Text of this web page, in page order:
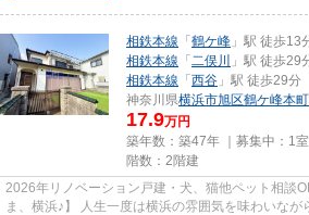
相鉄本線 「 鶴ケ峰 」駅 徒歩13
相鉄本線 「 二俣川
」駅 徒歩29
相鉄本線 「 西谷 」駅 徒歩29分
神奈川県横浜市旭区鶴ケ峰本町
17.9万円
築年数：築47年 ｜募集中： 1室
階数：2階建
2026年リノベーション戸建・犬、猫他ペット相談
ま、横浜♪】 人生一度は横浜の雰囲気を味わいな